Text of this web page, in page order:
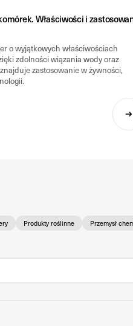
Właściwości i
o wyjątkowych właściwościach
zdolności wiązania wody oraz
zastosowanie w żywności,
Produkty roślinne
Przemysł